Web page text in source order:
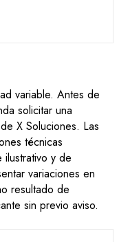
variable. Antes de
solicitar una
X Soluciones. Las
técnicas
ilustrativo y de
variaciones en
resultado de
sin previo aviso.